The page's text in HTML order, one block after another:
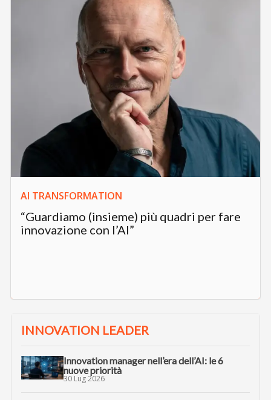
AI TRANSFORMATION
“Guardiamo (insieme) più quadri per fare
innovazione con l’AI”
INNOVATION LEADER
Innovation manager nell’era dell’AI: le 6
nuove priorità
30 Lug 2026